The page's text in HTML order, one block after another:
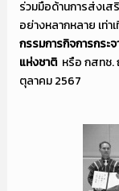
ร่วมมือด้านการส่งเส
อย่างหลากหลาย เท่า
กรรมการกิจการกระ
แห่งชาติ หรือ กสทช.
ตุลาคม 2567